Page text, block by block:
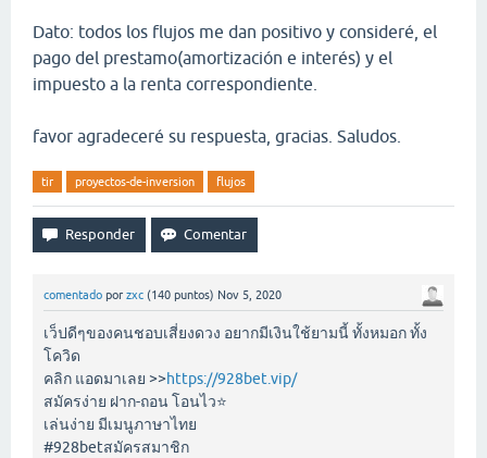
Dato: todos los flujos me dan positivo y consideré, el
pago del prestamo(amortización e interés) y el
impuesto a la renta correspondiente.
favor agradeceré su respuesta, gracias. Saludos.
tir proyectos-de-inversion flujos
comentado por zxc (140 puntos) Nov 5, 2020
เว็ปดีๆของคนชอบเสี่ยงดวง อยากมีเงินใช้ยามนี้ ทั้งหมอก ทั้ง
โควิด
คลิก แอดมาเลย >>https://928bet.vip/
สมัครง่าย ฝาก-ถอน โอนไว⭐️
เล่นง่าย มีเมนูภาษาไทย
#928betสมัครสมาชิก